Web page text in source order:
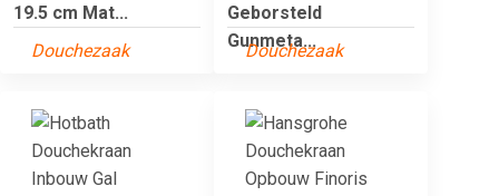
19.5 cm Mat...
Douchezaak
Geborsteld
Gunmeta...
Douchezaak